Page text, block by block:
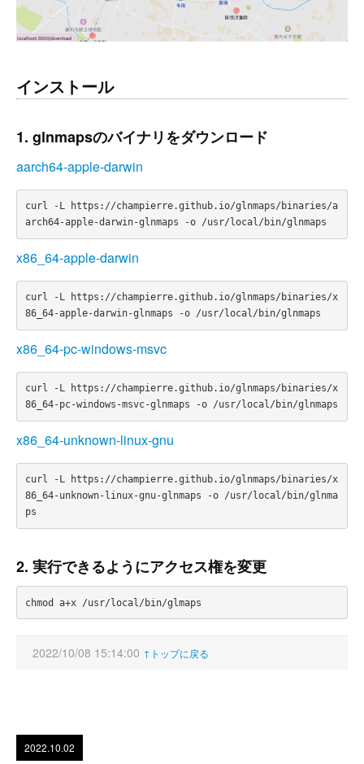
インストール
1. glnmapsのバイナリをダウンロード
aarch64-apple-darwin
curl -L https://champierre.github.io/glnmaps/binaries/a
x86_64-apple-darwin
curl -L https://champierre.github.io/glnmaps/binaries/x
x86_64-pc-windows-msvc
curl -L https://champierre.github.io/glnmaps/binaries/x
x86_64-unknown-linux-gnu
curl -L https://champierre.github.io/glnmaps/binaries/x
86_64-unknown-linux-gnu-glnmaps -o /usr/local/bin/glnma
2. 実行できるようにアクセス権を変更
2022/10/08 15:14:00 ↑トップに戻る
2022.10.02